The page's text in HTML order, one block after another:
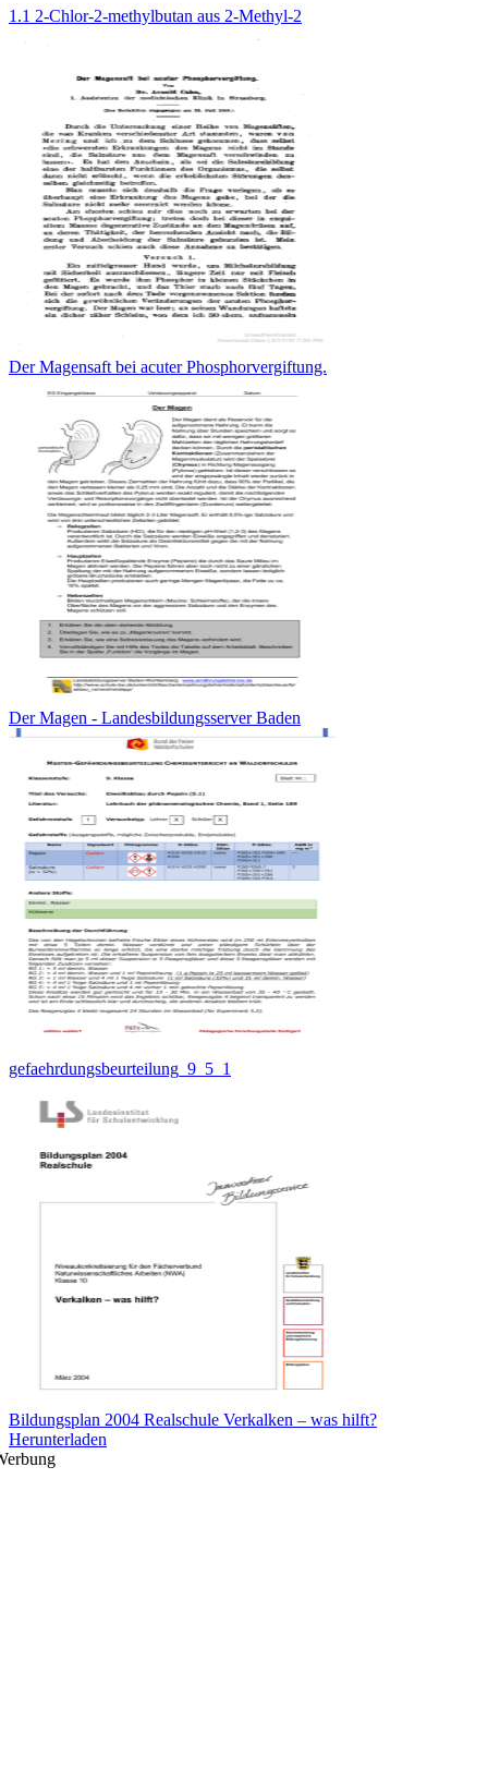
1.1 2-Chlor-2-methylbutan aus 2-Methyl-2
Der Magensaft bei acuter Phosphorvergiftung.
Der Magen - Landesbildungsserver Baden
gefaehrdungsbeurteilung_9_5_1
Bildungsplan 2004 Realschule Verkalken – was hilft?
Herunterladen